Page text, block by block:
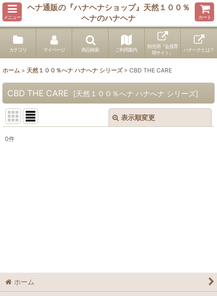
メニュー
ヘナ通販の『ハナヘナショップ』天然１００％
ヘナのハナヘナ
カート
カテゴリ マイページ 商品検索 ご利用案内
卸売用『会員専
用サイト』
ハナヘナとは？
ホーム > 天然１００％へナ ハナへナ シリーズ > CBD THE CARE
CBD THE CARE [天然１００％へナ ハナへナ シリーズ]
表示順変更
0件
ホーム